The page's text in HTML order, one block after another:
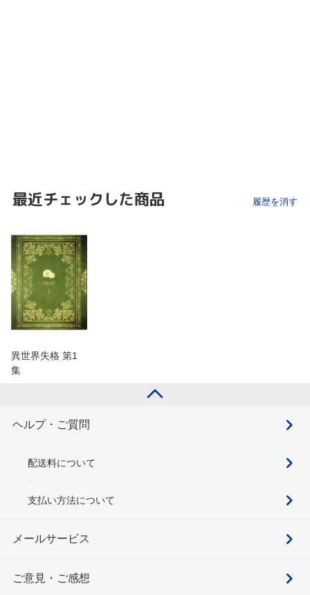
最近チェックした商品 履歴を消す
異世界失格 第1
集
ヘルプ・ご質問
配送料について
支払い方法について
メールサービス
ご意見・ご感想